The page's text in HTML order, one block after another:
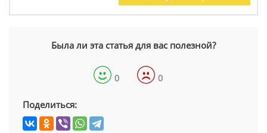
Была ли эта статья для вас полезной?
0 0
Поделиться: